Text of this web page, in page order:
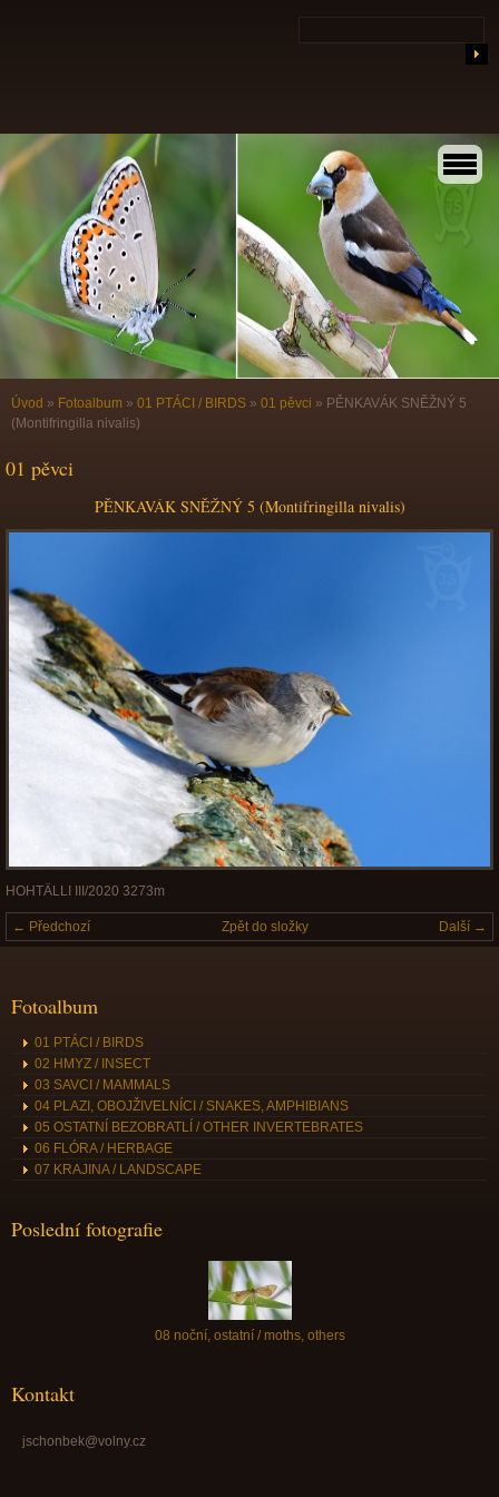
Úvod » Fotoalbum » 01 PTÁCI / BIRDS » 01 pěvci » PĚNKAVÁK SNĚŽNÝ 5
(Montifringilla nivalis)
01 pěvci
PĚNKAVÁK SNĚŽNÝ 5 (Montifringilla nivalis)
HOHTÄLLI III/2020 3273m
← Předchozí Další →
Zpět do složky
Fotoalbum
01 PTÁCI / BIRDS
02 HMYZ / INSECT
03 SAVCI / MAMMALS
04 PLAZI, OBOJŽIVELNÍCI / SNAKES, AMPHIBIANS
05 OSTATNÍ BEZOBRATLÍ / OTHER INVERTEBRATES
06 FLÓRA / HERBAGE
07 KRAJINA / LANDSCAPE
Poslední fotografie
08 noční, ostatní / moths, others
Kontakt
jschonbek@volny.cz